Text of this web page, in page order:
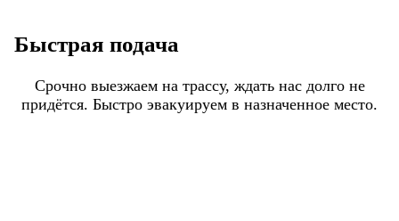
Быстрая подача
Срочно выезжаем на трассу, ждать нас долго не
придётся. Быстро эвакуируем в назначенное место.